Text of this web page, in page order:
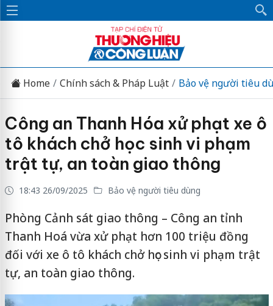
Home Chính sách & Pháp Luật Bảo vệ người tiêu
Công an Thanh Hóa xử phạt xe ô
tô khách chở học sinh vi phạm
trật tự, an toàn giao thông
18:43 26/09/2025 Bảo vệ người tiêu dùng
Phòng Cảnh sát giao thông – Công an tỉnh
Thanh Hoá vừa xử phạt hơn 100 triệu đồng
đối với xe ô tô khách chở học sinh vi phạm trật
tự, an toàn giao thông.